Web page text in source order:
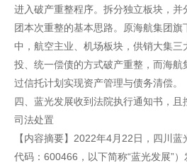
进入破产重整程序。拆分独立板块，
团本次重整的基本思路。原海航集团
中，航空主业、机场板块，供销大集
投、统一偿债的方式破产重整，而海航
过信托计划实现资产管理与债务清偿。
四、蓝光发展收到法院执行通知书，
司法处置
【内容摘要】2022年4月22日，四川
代码：600466，以下简称“蓝光发展”